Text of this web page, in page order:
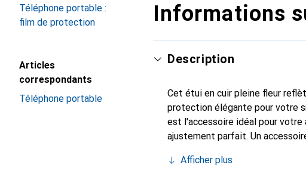
Téléphone portable :
film de protection
Articles
correspondants
Téléphone portable
Informations
Description
Cet étui en cuir pleine fleur
protection élégante pour votre
est l'accessoire idéal pour votre
ajustement parfait. Un
le client exigeant.
Afficher plus